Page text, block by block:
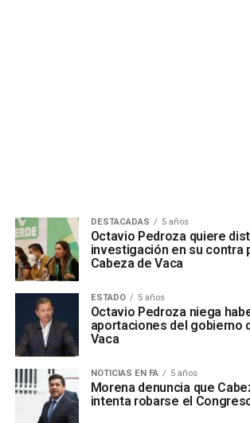
DESTACADAS 5 años
Octavio Pedroza quiere
investigación en su contra
Cabeza de Vaca
ESTADO 5 años
Octavio Pedroza niega
aportaciones del gobierno
Vaca
NOTICIAS EN FA 5 años
Morena denuncia que
intenta robarse el